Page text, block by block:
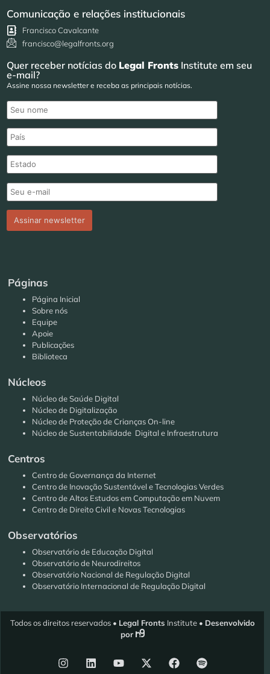
Comunicação e relações institucionais
Francisco Cavalcante
francisco@legalfronts.org
Quer receber notícias do Legal Fronts Institute em seu
e-mail?
Assine nossa newsletter e receba as principais notícias.
Páginas
Página Inicial
Sobre nós
Equipe
Apoie
Publicações
Biblioteca
Núcleos
Núcleo de Saúde Digital
Núcleo de Digitalização
Núcleo de Proteção de Crianças On-line
Núcleo de Sustentabilidade Digital e Infraestrutura
Centros
Centro de Governança da Internet
Centro de Inovação Sustentável e Tecnologias Verdes
Centro de Altos Estudos em Computação em Nuvem
Centro de Direito Civil e Novas Tecnologias
Observatórios
Observatório de Educação Digital
Observatório de Neurodireitos
Observatório Nacional de Regulação Digital
Observatório Internacional de Regulação Digital
Todos os direitos reservados • Legal Fronts Institute • Desenvolvido
por